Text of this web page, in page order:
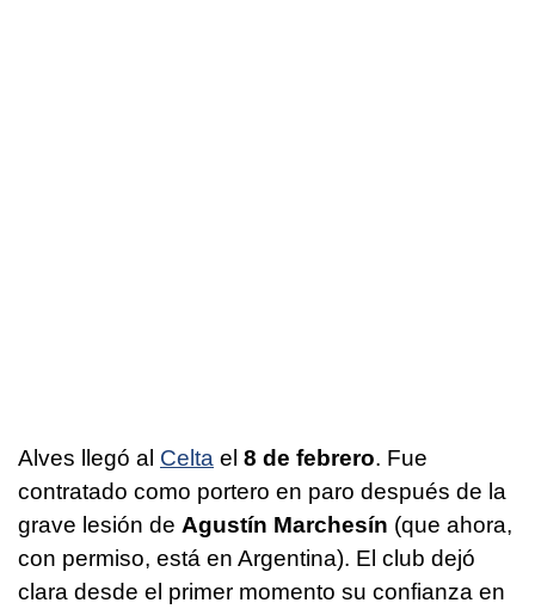
Alves llegó al Celta el 8 de febrero. Fue
contratado como portero en paro después de la
grave lesión de Agustín Marchesín (que ahora,
con permiso, está en Argentina). El club dejó
clara desde el primer momento su confianza en